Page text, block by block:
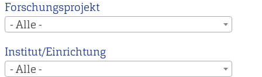
Forschungsprojekt
- Alle -
Institut/Einrichtung
- Alle -